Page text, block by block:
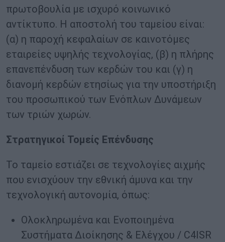
πρωτοβουλία με ισχυρό κοινωνικό
αντίκτυπο. Η αποστολή του ταμείου είναι:
(α) η παροχή κεφαλαίων σε καινοτόμες
εταιρείες υψηλής τεχνολογίας, (β) η πλήρης
επανεπένδυση των κερδών του και (γ) η
διανομή κερδών ετησίως για την υποστήριξη
του προσωπικού των Ενόπλων Δυνάμεων
των τριών χωρών.
Στρατηγικοί Τομείς Επένδυσης
Το ταμείο εστιάζει σε τεχνολογίες αιχμής
που ενισχύουν την εθνική άμυνα και την
τεχνολογική αυτονομία, όπως:
Ολοκληρωμένα και Ενοποιημένα
Συστήματα Διοίκησης & Ελέγχου / C4ISR